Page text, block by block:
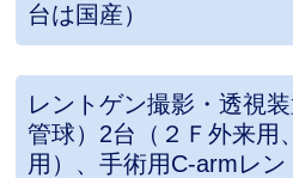
台は国産）
レントゲン撮影・透視
管球）2台（２Ｆ外来用
用）、手術用C-armレ